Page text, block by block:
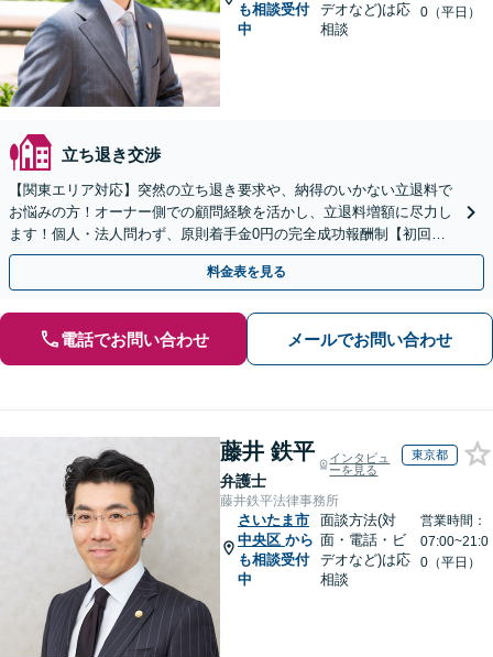
も相談受付
中
デオなど)は応
相談
0（平日）
立ち退き交渉
【関東エリア対応】突然の立ち退き要求や、納得のいかない立退料で
お悩みの方！オーナー側での顧問経験を活かし、立退料増額に尽力し
ます！個人・法人問わず、原則着手金0円の完全成功報酬制【初回相
談30分無料】【オンライン対応可】【夜間休日相談可】
料金表を見る
電話でお問い合わせ メールでお問い合わせ
藤井 鉄平
弁護士
インタビュ
ーを見る
東京都
藤井鉄平法律事務所
さいたま市
中央区 から
も相談受付
中
面談方法(対
面・電話・ビ
デオなど)は応
相談
営業時間：
07:00~21:0
0（平日）